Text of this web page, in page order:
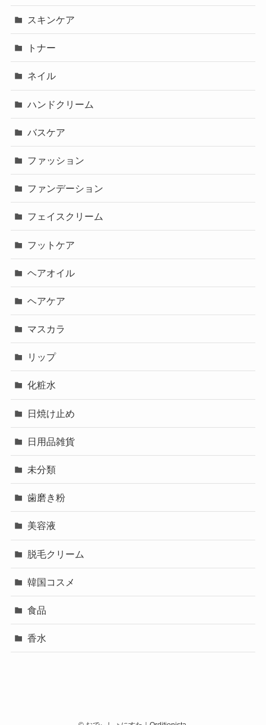
スキンケア
トナー
ネイル
ハンドクリーム
バスケア
ファッション
ファンデーション
フェイスクリーム
フットケア
ヘアオイル
ヘアケア
マスカラ
リップ
化粧水
日焼け止め
日用品雑貨
未分類
歯磨き粉
美容液
脱毛クリーム
韓国コスメ
食品
香水